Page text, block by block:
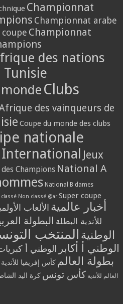
Championnat
Championnat arabe
Championnat
des nations
Clubs
des vainqueurs de
Coupe du monde des clubs
nationale
International Jeux
Champions National A
National B dames
Non classé @ar Super coupe
أخبار عالمية الألعاب
للأندية البطلة البطولة
الوطنية المنتخب
الوطني أ أكابر الوطني أ
بطولة العالم كأس إفريقيا
العالم للأندية كأس تونس كرة اليد